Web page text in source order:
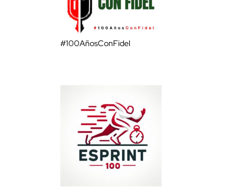
#100AñosConFidel